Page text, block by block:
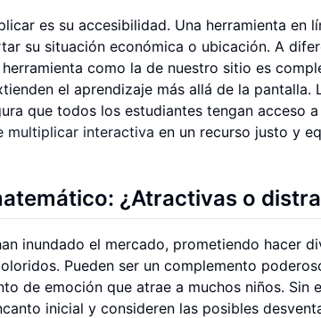
es su accesibilidad. Una herramienta en
su situación económica o ubicación. A
como la de nuestro sitio es
el aprendizaje más allá de la pantalla.
que todos los estudiantes tengan acceso
multiplicar interactiva en un recurso justo y
¿Atractivas o
inundado el mercado, prometiendo hacer
Pueden ser un complemento
de emoción que atrae a muchos niños. Sin
inicial y consideren las posibles